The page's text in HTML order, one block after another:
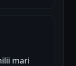
mari